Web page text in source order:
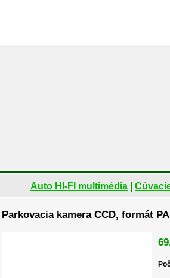
Auto HI-FI multimédia
Parkovacia kamera CCD, formát